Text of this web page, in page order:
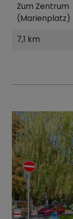
Zum Zentrum
(Marienplatz)
7,1 km